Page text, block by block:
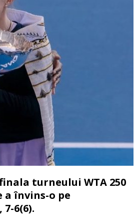
turneului WTA 250
a învins-o pe
6(6).